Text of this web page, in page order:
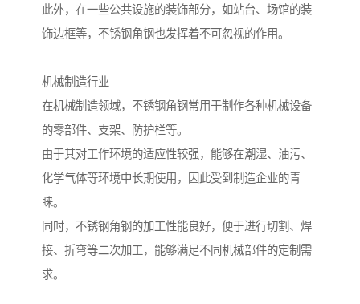
此外，在一些公共设施的装饰部分，如站台、场馆的装
饰边框等，不锈钢角钢也发挥着不可忽视的作用。
机械制造行业
在机械制造领域，不锈钢角钢常用于制作各种机械设备
的零部件、支架、防护栏等。
由于其对工作环境的适应性较强，能够在潮湿、油污、
化学气体等环境中长期使用，因此受到制造企业的青
睐。
同时，不锈钢角钢的加工性能良好，便于进行切割、焊
接、折弯等二次加工，能够满足不同机械部件的定制需
求。